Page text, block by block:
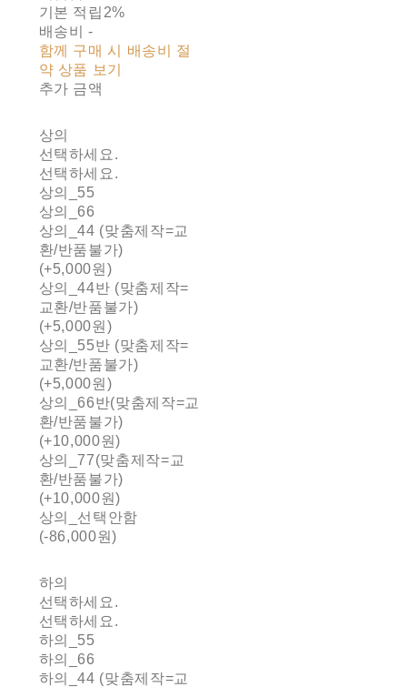
기본 적립 2%
배송비-
함께 구매 시 배송비 절
약 상품 보기
추가 금액
상의
선택하세요.
선택하세요.
상의_55
상의_66
상의_44 (맞춤제작=교
환/반품불가)
(+5,000원)
상의_44반 (맞춤제작=
교환/반품불가)
(+5,000원)
상의_55반 (맞춤제작=
교환/반품불가)
(+5,000원)
상의_66반(맞춤제작=교
환/반품불가)
(+10,000원)
상의_77(맞춤제작=교
환/반품불가)
(+10,000원)
상의_선택안함
(-86,000원)
하의
선택하세요.
선택하세요.
하의_55
하의_66
하의_44 (맞춤제작=교